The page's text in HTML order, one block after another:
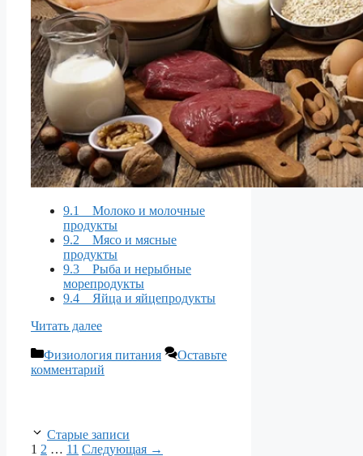
9.1 Молоко и молочные
продукты
9.2 Мясо и мясные
продукты
9.3 Рыба и нерыбные
морепродукты
9.4 Яйца и яйцепродукты
Читать далее
Рубрики
Физиология питания
Оставьте
комментарий
Старые записи
Страница
1 Страница
2 … Страница
11 Следующая →